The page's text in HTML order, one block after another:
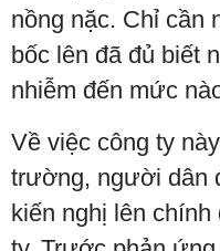
nồng nặc. Chỉ cần
bốc lên đã đủ biết
nhiễm đến mức
Về việc công ty
trường, người dân
kiến nghị lên